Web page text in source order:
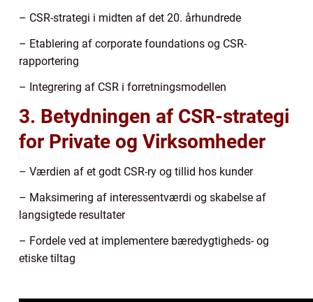
– CSR-strategi i midten af det 20. århundrede
– Etablering af corporate foundations og CSR-
rapportering
– Integrering af CSR i forretningsmodellen
3. Betydningen af CSR-strategi
for Private og Virksomheder
– Værdien af et godt CSR-ry og tillid hos kunder
– Maksimering af interessentværdi og skabelse af
langsigtede resultater
– Fordele ved at implementere bæredygtigheds- og
etiske tiltag